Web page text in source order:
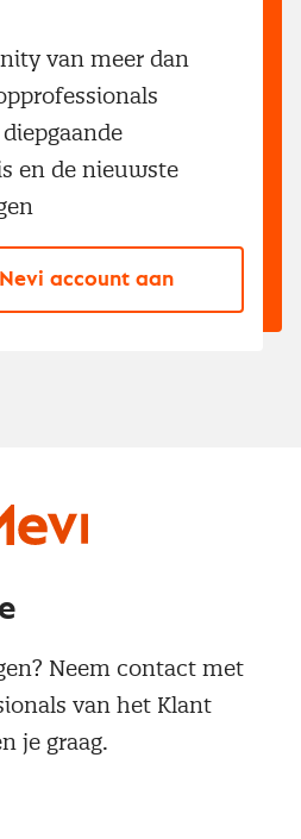
van meer dan
en de nieuwste
account aan
Neem contact met
van het Klant
je graag.